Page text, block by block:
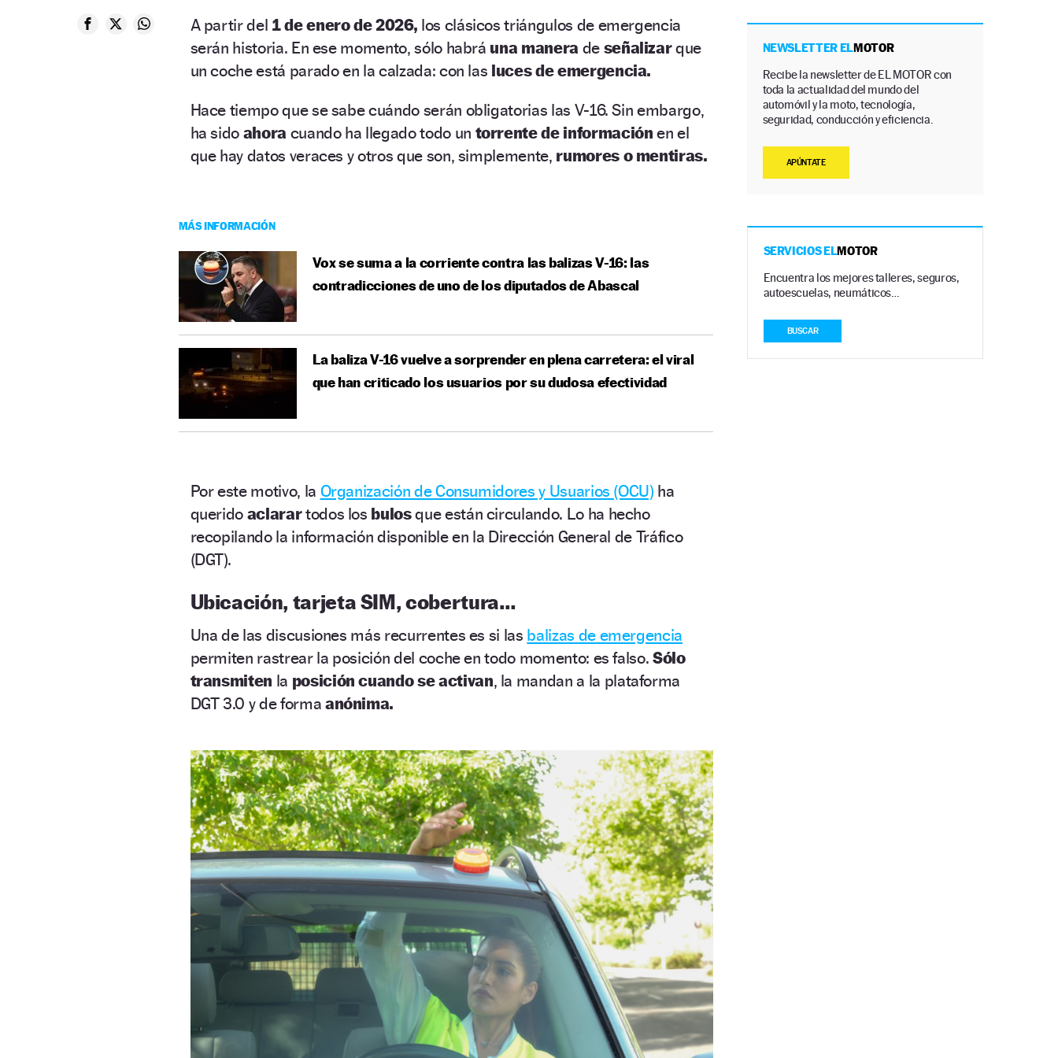
A partir del 1 de enero de 2026, los clásicos triángulos de emergencia
serán historia. En ese momento, sólo habrá una manera de señalizarque
un coche está parado en la calzada: con las luces de emergencia.
Hace tiempo que se sabe cuándo serán obligatorias las V-16. Sin embargo,
ha sido ahora cuando ha llegado todo un torrente de información en el
que hay datos veraces y otros que son, simplemente, rumores o mentiras.
MÁS INFORMACIÓN
Vox se suma a la corriente contra las balizas V-16: las
contradicciones de uno de los diputados de Abascal
La baliza V-16 vuelve a sorprender en plena carretera: el viral
que han criticado los usuarios por su dudosa efectividad
Por este motivo, la Organización de Consumidores y Usuarios (OCU) ha
querido aclarartodos los bulosque están circulando. Lo ha hecho
recopilando la información disponible en la Dirección General de Tráfico
(DGT).
Ubicación, tarjeta SIM, cobertura…
Una de las discusiones más recurrentes es si las balizas de emergencia
permiten rastrear la posición del coche en todo momento: es falso.Sólo
transmiten la posición cuando se activan, la mandan a la plataforma
DGT 3.0 y de forma anónima.
NEWSLETTER ELMOTOR
Recibe la newsletter de EL MOTOR con
toda la actualidad del mundo del
automóvil y la moto, tecnología,
seguridad, conducción y eficiencia.
APÚNTATE
SERVICIOS ELMOTOR
Encuentra los mejores talleres, seguros,
autoescuelas, neumáticos…
BUSCAR